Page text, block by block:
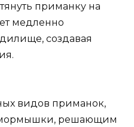
приманку на
медленно
создавая
видов приманок,
мормышки, решающим